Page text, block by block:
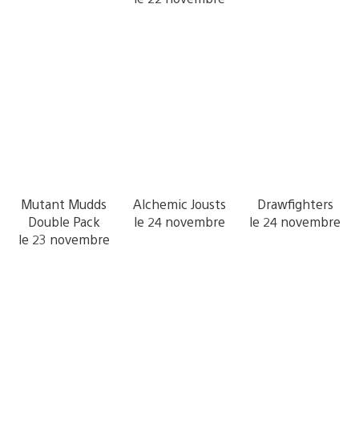
Mutant Mudds
Double Pack
le 23 novembre
Alchemic Jousts
le 24 novembre
Drawfighters
le 24 novembre